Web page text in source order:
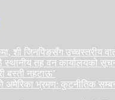
शी जिनपिङसँग उच्चस्तरीय
स्थानीय तह वन कार्यालयको
बस्ती नहटाऊ’
अमेरिका भ्रमण: कुटनीतिक